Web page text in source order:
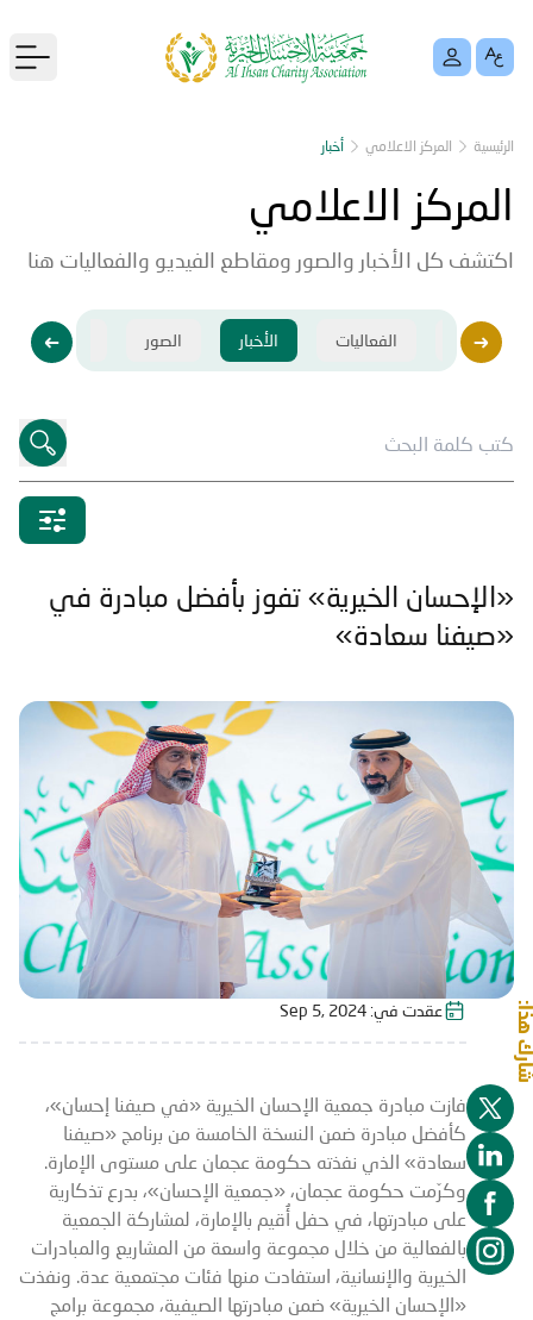
الرئيسية المركز الاعلامي أخبار
المركز الاعلامي
اكتشف كل الأخبار والصور ومقاطع الفيديو والفعاليات هنا
فيديو الفعاليات الأخبار الصور فيديو
«الإحسان الخيرية» تفوز بأفضل مبادرة في
«صيفنا سعادة»
شارك هذا: عقدت في: Sep 5, 2024
فازت مبادرة جمعية الإحسان الخيرية «في صيفنا إحسان»،
كأفضل مبادرة ضمن النسخة الخامسة من برنامج «صيفنا
سعادة» الذي نفذته حكومة عجمان على مستوى الإمارة.
وكرّمت حكومة عجمان، «جمعية الإحسان»، بدرع تذكارية
على مبادرتها، في حفل أُقيم بالإمارة، لمشاركة الجمعية
بالفعالية من خلال مجموعة واسعة من المشاريع والمبادرات
الخيرية والإنسانية، استفادت منها فئات مجتمعية عدة. ونفذت
«الإحسان الخيرية» ضمن مبادرتها الصيفية، مجموعة برامج